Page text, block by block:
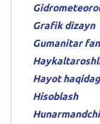
Grafik dizayn
Gumanitar
Hayot
Hisoblash